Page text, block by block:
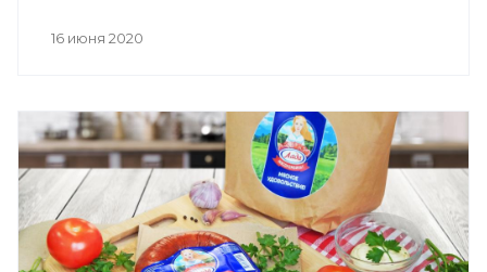
16 июня 2020